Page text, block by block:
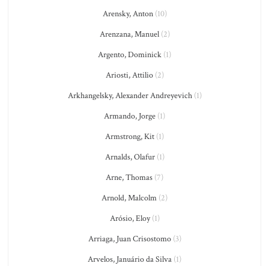
Arensky, Anton(10)
Arenzana, Manuel(2)
Argento, Dominick (1)
Ariosti, Attilio(2)
Arkhangelsky, Alexander Andreyevich(1)
Armando, Jorge (1)
Armstrong, Kit (1)
Arnalds, Olafur(1)
Arne, Thomas (7)
Arnold, Malcolm (2)
Arósio, Eloy(1)
Arriaga, Juan Crisostomo(3)
Arvelos, Januário da Silva (1)